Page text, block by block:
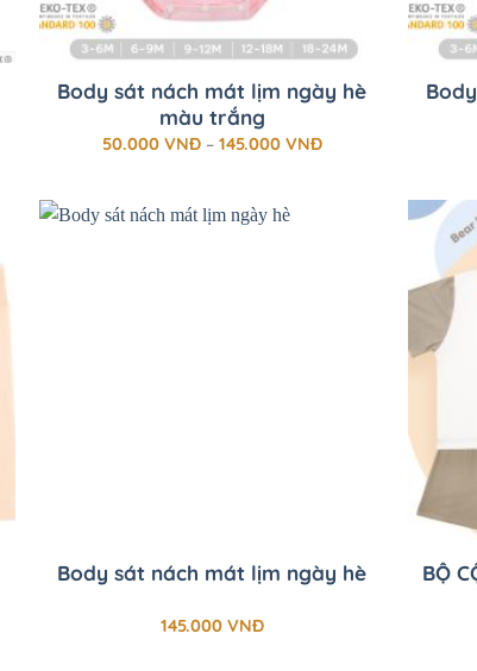
+
Body sát nách mát lịm ngày hè
màu trắng
50.000 VNĐ – 145.000 VNĐKhoảng
145.000 VNĐ
+
Body sát nách mát lịm ngày hè
145.000 VNĐ
+
BỘ